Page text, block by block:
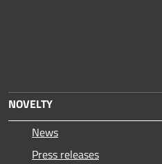
NOVELTY
News
Press releases